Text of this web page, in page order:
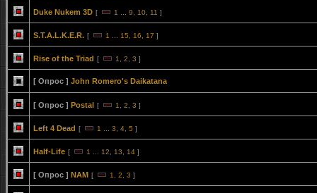
Duke Nukem 3D [ 1 9 10 11 ]
S.T.A.L.K.E.R. [ 1 15 16 17 ]
Rise of the Triad [ 1 2 3 ]
[ Опрос ] John Romero's Daikatana
[ Опрос ] Postal [ 1 2 3 ]
Left 4 Dead [ 1 3 4 5 ]
Half-Life [ 1 12 13 14 ]
[ Опрос ] NAM [ 1 2 3 ]